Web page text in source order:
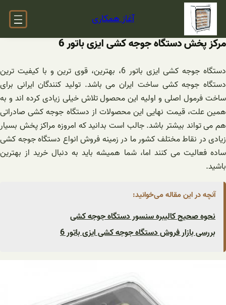
رفتن
محتوا
آغاز همکاری
مرکز پخش دستگاه جوجه کشی ایزی باتور 6
دستگاه جوجه کشی ایزی باتور 6، بهترین، قوی ترین و با کیفیت ترین
دستگاه جوجه کشی ساخت ایران می باشد. تولید کنندگان ایرانی برای
ساخت فرمول اصلی و اولیه این محصول تلاش خیلی زیادی کرده اند و به
همین علت، قیمت نهایی این محصولات از دستگاه جوجه کشی صادراتی
هم می تواند بیشتر باشد. جالب است بدانید که امروزه مراکز پخش بسیار
زیادی در نقاط مختلف کشور ما در زمینه فروش انواع دستگاه جوجه کشی
ساده فعالیت می کنند اما، شما همیشه باید به دنبال خرید از بهترین
باشید.
آنچه در این مقاله می‌خوانید:
نحوه صحیح کالیبره سنسور دستگاه جوجه کشی
بررسی بازار فروش دستگاه جوجه کشی ایزی باتور 6